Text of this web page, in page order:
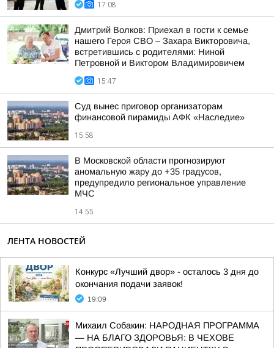
17:08
Дмитрий Волков: Приехал в гости к семье
нашего Героя СВО – Захара Викторовича,
встретившись с родителями: Ниной
Петровной и Виктором Владимировичем
15:47
Суд вынес приговор организаторам
финансовой пирамиды АФК «Наследие»
15:58
В Московской области прогнозируют
аномальную жару до +35 градусов,
предупредило региональное управление
МЧС
14:55
ЛЕНТА НОВОСТЕЙ
Конкурс «Лучший двор» - осталось 3 дня до
окончания подачи заявок!
19:09
Михаил Собакин: НАРОДНАЯ ПРОГРАММА
— НА БЛАГО ЗДОРОВЬЯ: В ЧЕХОВЕ